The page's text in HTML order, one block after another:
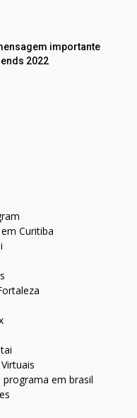
importante
2022
Curitiba
em brasil